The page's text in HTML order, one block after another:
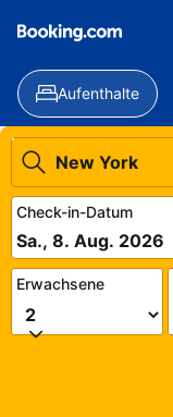
Aufenthalte
Check-in-Datum
Sa., 8. Aug. 2026
Erwachsene